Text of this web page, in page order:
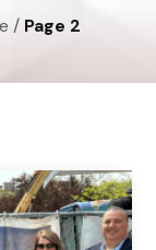
/ Page 2